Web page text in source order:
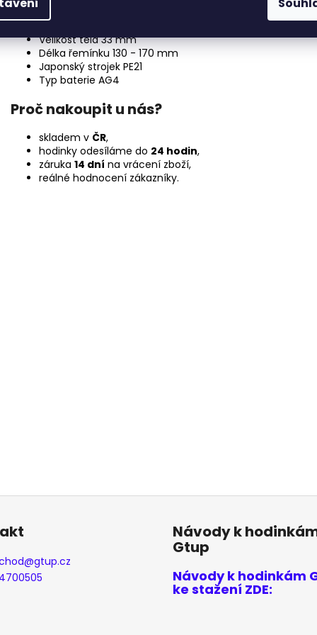
Technické parametry:
Velikost těla 33 mm
Délka řemínku 130 - 170 mm
Japonský strojek PE21
Typ baterie AG4
Proč nakoupit u nás?
skladem v ČR,
hodinky odesíláme do 24 hodin,
záruka 14 dní na vrácení zboží,
reálné hodnocení zákazníky.
@gtup.cz
Návody k
Gtup
Návody k hodinkám
ke stažení ZDE: